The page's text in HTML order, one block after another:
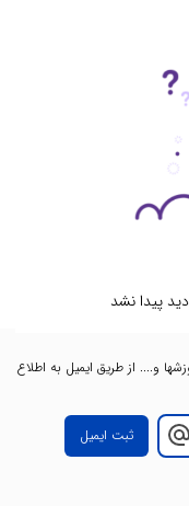
پیدا نشد
و.... از طریق ایمیل به اطلاع
ثبت ایمیل